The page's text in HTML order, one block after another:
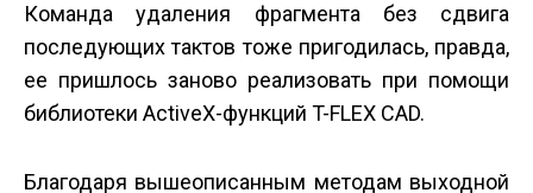
Команда удаления фрагмента без сдвига
последующих тактов тоже пригодилась, правда,
ее пришлось заново реализовать при помощи
библиотеки ActiveX-функций T-FLEX CAD.
Благодаря вышеописанным методам выходной